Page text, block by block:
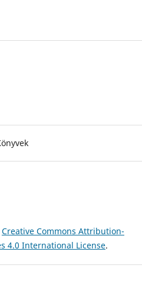
Creative Commons Attribution-
4.0 International License.